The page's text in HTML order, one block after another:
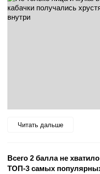
Читать дальше
Всего 2 балла не
ТОП-3 самых